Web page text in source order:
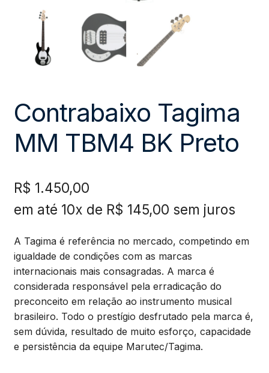
Contrabaixo Tagima
MM TBM4 BK Preto
R$ 1.450,00
em até 10x de R$ 145,00 sem juros
A Tagima é referência no mercado, competindo em
igualdade de condições com as marcas
internacionais mais consagradas. A marca é
considerada responsável pela erradicação do
preconceito em relação ao instrumento musical
brasileiro. Todo o prestígio desfrutado pela marca é,
sem dúvida, resultado de muito esforço, capacidade
e persistência da equipe Marutec/Tagima.